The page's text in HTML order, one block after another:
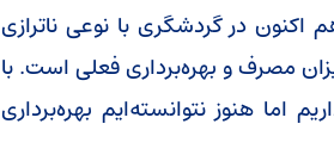
در گردشگری با نوعی ناترازی
مصرف و بهره‌برداری فعلی است. با
اما هنوز نتوانسته‌ا‌یم بهره‌برداری